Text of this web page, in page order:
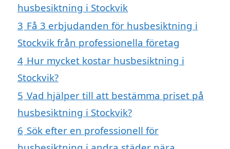
husbesiktning i Stockvik
3 Få 3 erbjudanden för husbesiktning i
Stockvik från professionella företag
4 Hur mycket kostar husbesiktning i
Stockvik?
5 Vad hjälper till att bestämma priset på
husbesiktning i Stockvik?
6 Sök efter en professionell för